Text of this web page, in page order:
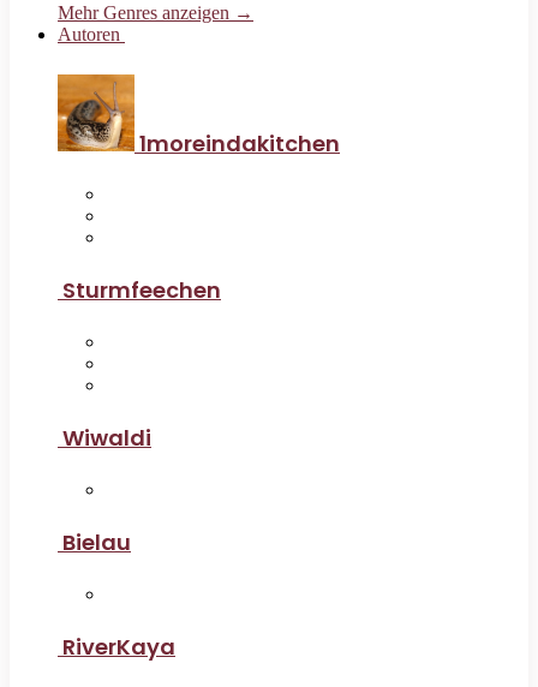
Mehr Genres anzeigen →
Autoren
1moreindakitchen
Sturmfeechen
Wiwaldi
Bielau
RiverKaya